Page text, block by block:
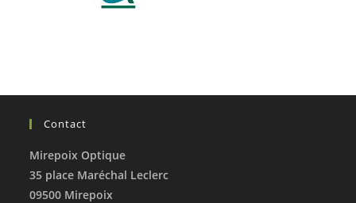
Contact
Mirepoix Optique
35 place Maréchal Leclerc
09500 Mirepoix